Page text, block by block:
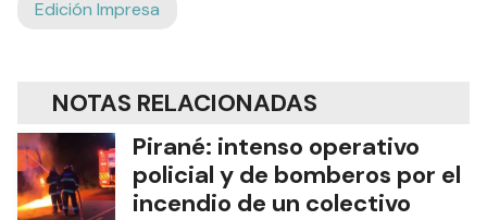
Edición Impresa
NOTAS RELACIONADAS
Pirané: intenso operativo
policial y de bomberos por el
incendio de un colectivo